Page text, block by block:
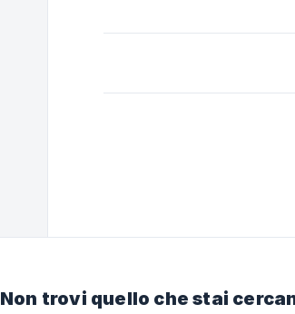
Non trovi quello che stai